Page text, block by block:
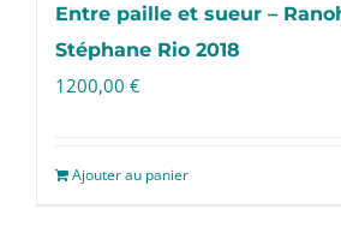
Entre paille et sueur –
Stéphane Rio 2018
1200,00 €
Ajouter au panier